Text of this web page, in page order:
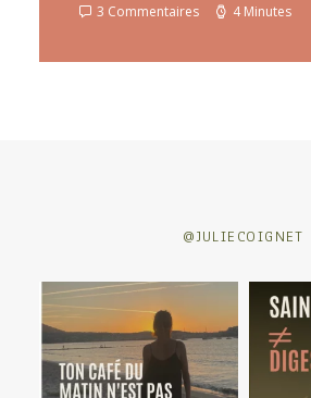
3 Commentaires 4 Minutes
@JULIECOIGNET